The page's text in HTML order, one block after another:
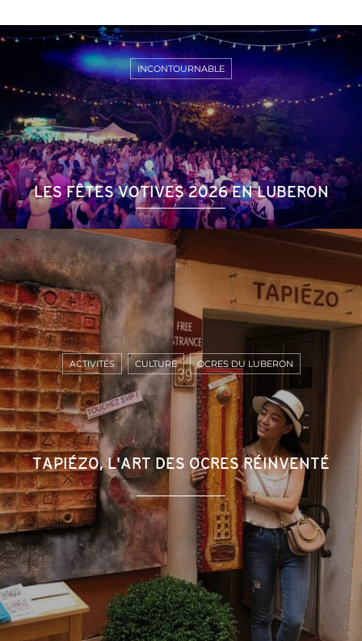
LES FÊTES VOTIVES 2026 EN LUBERON
INCONTOURNABLE
TAPIÉZO, L'ART DES OCRES RÉINVENTÉ
ACTIVITÉS CULTURE OCRES DU LUBERON